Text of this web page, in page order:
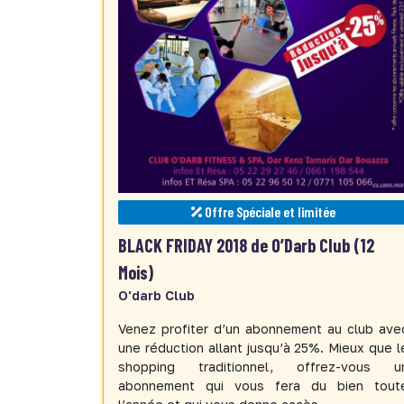
Offre Spéciale et limitée
BLACK FRIDAY 2018 de O’Darb Club (12
Mois)
O'darb Club
Venez profiter d’un abonnement au club
une réduction allant jusqu’à 25%. Mieux que
shopping traditionnel, offrez-vous
abonnement qui vous fera du bien